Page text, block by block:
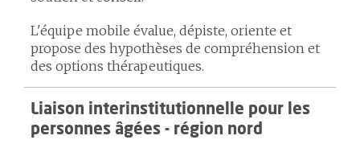
L'équipe mobile évalue, dépiste, oriente et
propose des hypothèses de compréhension et
des options thérapeutiques.
Liaison interinstitutionnelle pour les
personnes âgées - région nord